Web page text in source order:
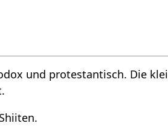
und protestantisch. Die